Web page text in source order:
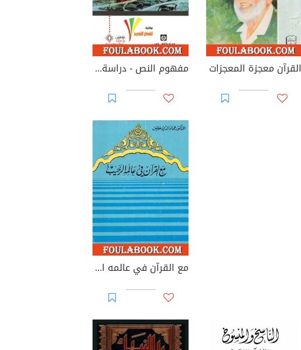
القرآن معجزة المعجزات مفهوم النص - دراسة في علوم القرآن
مع القرآن في عالمه الرحيب